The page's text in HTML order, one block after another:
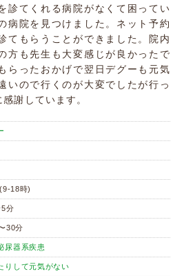
診てくれる病院がなくて困ってい
病院を見つけました。ネット予約
てもらうことができました。院内
方も先生も大変感じが良かったで
らったおかげで翌日デグーも元気
いので行くのが大変でしたが行っ
謝しています。
18時)
分
30分
尿器系疾患
りして元気がない